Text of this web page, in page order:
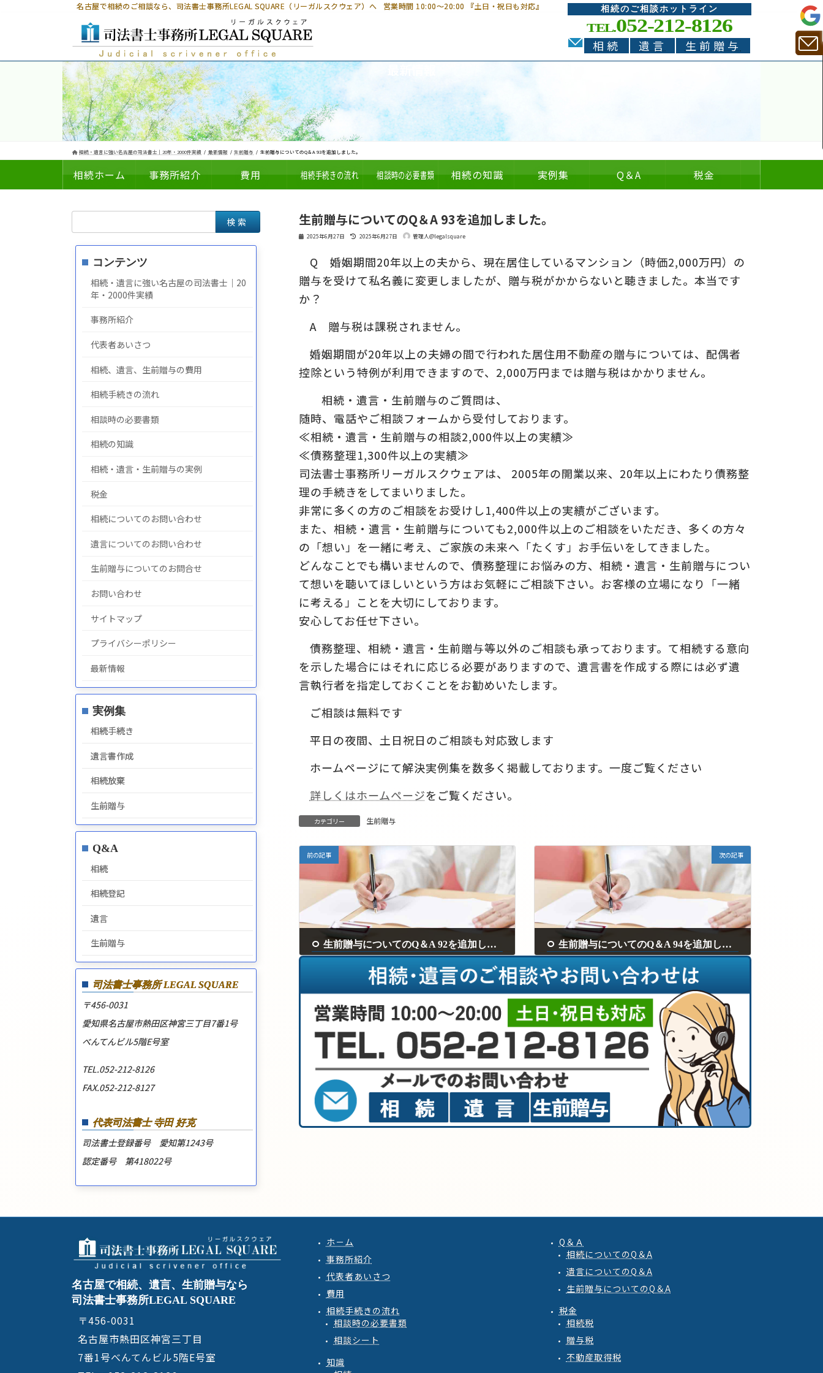
名古屋で相続のご相談なら、 司法書士事務所LEGAL SQUARE（リーガルスクウェア）へ営業時間 10:00～20:00 『土日・祝日も対応』 相続のご相談ホットライン
TEL.052-212-8126
相続 遺言 生前贈与
相続・遺言に強い名古屋の司法書士｜20年・2000件実績 最新情報 生前贈与 生前贈与についてのQ＆A 93を追加しました。
相続ホーム 事務所紹介 費用 相続手続きの流れ 相談時の必要書類 相続の知識
についての
実例集
の
Q＆A 税金
生前贈与についてのQ＆A 93を追加しました。
2025年6月27日
最
新
日
2025年6月27日 管理人@legalsquare
Q 婚姻期間20年以上の夫から、現在居住しているマンション（時価2,000万円）の
贈与を受けて私名義に変更しましたが、贈与税がかからないと聴きました。本当です
か？
A 贈与税は課税されません。
婚姻期間が20年以上の夫婦の間で行われた居住用不動産の贈与については、配偶者
控除という特例が利用できますので、2,000万円までは贈与税はかかりません。
相続・遺言・生前贈与のご質問は、
随時、電話やご相談フォームから受付しております。
≪相続・遺言・生前贈与の相談2,000件以上の実績≫
≪債務整理1,300件以上の実績≫
司法書士事務所リーガルスクウェアは、 2005年の開業以来、20年以上にわたり債務整
理の手続きをしてまいりました。
非常に多くの方のご相談をお受けし1,400件以上の実績がございます。
また、相続・遺言・生前贈与についても2,000件以上のご相談をいただき、多くの方々
の「想い」を一緒に考え、ご家族の未来へ「たくす」お手伝いをしてきました。
どんなことでも構いませんので、債務整理にお悩みの方、相続・遺言・生前贈与につい
て想いを聴いてほしいという方はお気軽にご相談下さい。お客様の立場になり「一緒
に考える」ことを大切にしております。
安心してお任せ下さい。
債務整理、相続・遺言・生前贈与等以外のご相談も承っております。て相続する意向
を示した場合にはそれに応じる必要がありますので、遺言書を作成する際には必ず遺
言執行者を指定しておくことをお勧めいたします。
ご相談は無料です
平日の夜間、土日祝日のご相談も対応致します
ホームページにて解決実例集を数多く掲載しております。一度ご覧ください
詳しくはホームページをご覧ください。
カテゴリー 生前贈与
前の記事
生前贈与についてのQ＆A 92を追加しました。
次の記事
生前贈与についてのQ＆A 94を追加しました。
2025年6月30日
索:
コンテンツ
相続・遺言に強い名古屋の司法書士｜20
年・2000件実績
事務所紹介
代表者あいさつ
相続、遺言、生前贈与の費用
相続手続きの流れ
相談時の必要書類
相続の知識
相続・遺言・生前贈与の実例
税金
相続についてのお問い合わせ
遺言についてのお問い合わせ
生前贈与についてのお問合せ
お問い合わせ
サイトマップ
プライバシーポリシー
最新情報
実例集
相続手続き
遺言書作成
相続放棄
生前贈与
Q&A
相続
相続登記
遺言
生前贈与
司法書士事務所LEGAL SQUARE
〒456-0031
愛知県名古屋市熱田区神宮三丁目7番1号
べんてんビル5階E号室
TEL.052-212-8126
FAX.052-212-8127
代表司法書士 寺田 好克
司法書士登録番号 愛知第1243号
認定番号 第418022号
名古屋で相続、遺言、生前贈与なら
司法書士事務所LEGAL SQUARE
〒456-0031
名古屋市熱田区神宮三丁目
7番1号べんてんビル5階E号室
ホ－ム
事務所紹介
代表者あいさつ
費用
相続手続きの流れ
相談時の必要書類
相談シート
知識
Q＆Ａ
相続についてのQ ＆A
遺言についてのQ ＆A
生前贈与についてのQ ＆A
税金
相続税
贈与税
不動産取得税